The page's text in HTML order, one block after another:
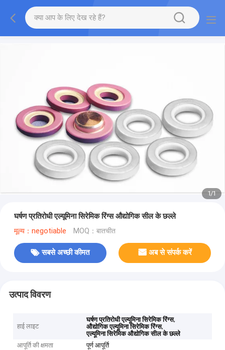
1/1
घर्षण प्रतिरोधी एल्यूमिना सिरेमिक रिंग्स औद्योगिक सील के छल्ले
मूल्य：negotiable MOQ：बातचीत
सबसे अच्छी कीमत अब से संपर्क करें
उत्पाद विवरण
हाई लाइट
घर्षण प्रतिरोधी एल्यूमिना सिरेमिक रिंग्स,
औद्योगिक एल्यूमिना सिरेमिक रिंग्स,
एल्यूमिना सिरेमिक औद्योगिक सील के छल्ले
आपूर्ति की क्षमता
पूर्ण आपूर्ति